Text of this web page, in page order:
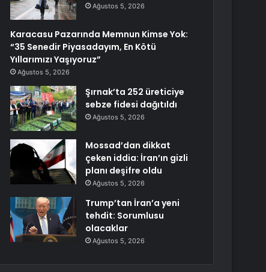
Ağustos 5, 2026
Karacasu Pazarında Memnun Kimse Yok:
“35 Senedir Piyasadayım, En Kötü
Yıllarımızı Yaşıyoruz”
Ağustos 5, 2026
Şırnak’ta 252 üreticiye
sebze fidesi dağıtıldı
Ağustos 5, 2026
Mossad’dan dikkat
çeken iddia: İran’ın gizli
planı deşifre oldu
Ağustos 5, 2026
Trump’tan İran’a yeni
tehdit: Sorumlusu
olacaklar
Ağustos 5, 2026